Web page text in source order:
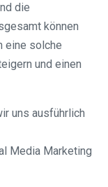
die
können
eine solche
und einen
uns ausführlich
Media Marketing